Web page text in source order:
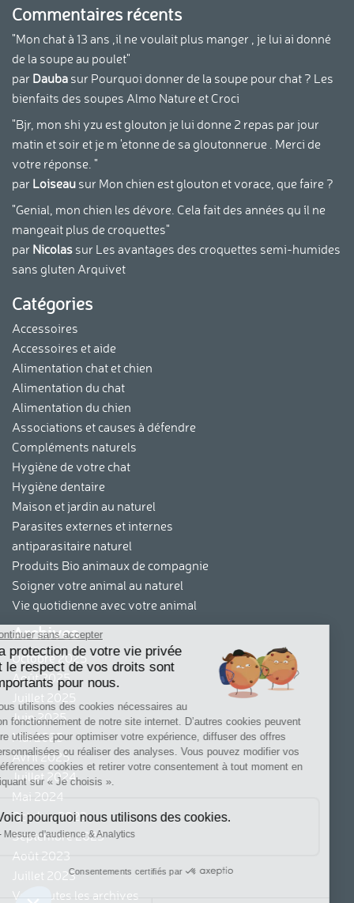
Commentaires récents
"Mon chat à 13 ans ,il ne voulait plus manger , je lui ai donné
de la soupe au poulet"
par Dauba sur Pourquoi donner de la soupe pour chat ? Les
bienfaits des soupes Almo Nature et Croci
"Bjr, mon shi yzu est glouton je lui donne 2 repas par jour
matin et soir et je m 'etonne de sa gloutonnerue . Merci de
votre réponse. "
par Loiseau sur Mon chien est glouton et vorace, que faire ?
"Genial, mon chien les dévore. Cela fait des années qu ´il ne
mangeait plus de croquettes"
par Nicolas sur Les avantages des croquettes semi-humides
sans gluten Arquivet
Catégories
Accessoires
Accessoires et aide
Alimentation chat et chien
Alimentation du chat
Alimentation du chien
Associations et causes à défendre
Compléments naturels
Hygiène de votre chat
Hygiène dentaire
Maison et jardin au naturel
Parasites externes et internes
antiparasitaire naturel
Produits Bio animaux de compagnie
Soigner votre animal au naturel
Vie quotidienne avec votre animal
Archives
Octobre 2025
Août 2025
Juillet 2025
Juin 2025
Mai 2025
Avril 2025
Juillet 2024
Mai 2024
Octobre 2023
Septembre 2023
Août 2023
Juillet 2023
Voir toutes les archives
Continuer sans accepter
La protection de votre vie privée
et le respect de vos droits sont
importants pour nous.
Nous utilisons des cookies nécessaires au
bon fonctionnement de notre site internet. D’autres cookies peuvent
être utilisées pour optimiser votre expérience, diffuser des offres
personnalisées ou réaliser des analyses. Vous pouvez modifier vos
préférences cookies et retirer votre consentement à tout moment en
cliquant sur « Je choisis ».
Voici pourquoi nous utilisons des cookies.
Mesure d'audience & Analytics
Consentements certifiés par